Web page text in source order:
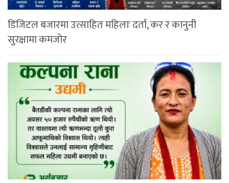
डिजिटल बजारमा उत्साहित महिलाः दर्ता, कर र कानुनी
सुरक्षामा कमजोर